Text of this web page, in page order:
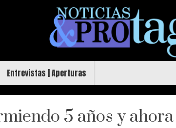
Entrevistas | Aperturas
5 años y